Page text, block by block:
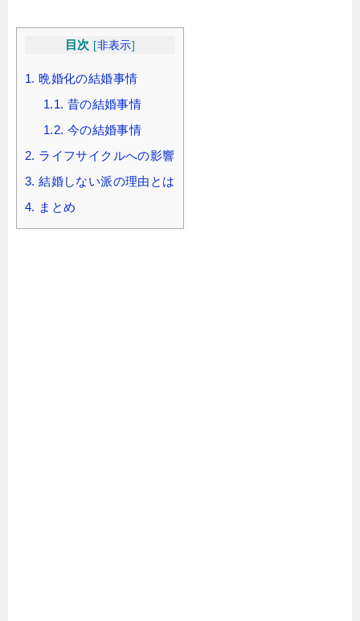
目次 [非表示]
1. 晩婚化の結婚事情
1.1. 昔の結婚事情
1.2. 今の結婚事情
2. ライフサイクルへの影響
3. 結婚しない派の理由とは
4. まとめ